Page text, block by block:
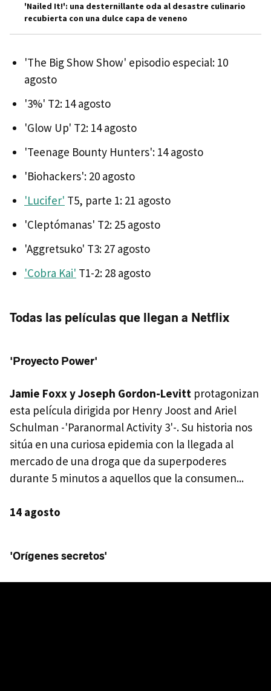
'Nailed It!': una desternillante oda al desastre culinario
recubierta con una dulce capa de veneno
'The Big Show Show' episodio especial: 10
agosto
'3%' T2: 14 agosto
'Glow Up' T2: 14 agosto
'Teenage Bounty Hunters': 14 agosto
'Biohackers': 20 agosto
'Lucifer' T5, parte 1: 21 agosto
'Cleptómanas' T2: 25 agosto
'Aggretsuko' T3: 27 agosto
'Cobra Kai' T1-2: 28 agosto
Todas las películas que llegan a Netflix
'Proyecto Power'
Jamie Foxx y Joseph Gordon-Levitt protagonizan
esta película dirigida por Henry Joost and Ariel
Schulman -'Paranormal Activity 3'-. Su historia nos
sitúa en una curiosa epidemia con la llegada al
mercado de una droga que da superpoderes
durante 5 minutos a aquellos que la consumen...
14 agosto
'Orígenes secretos'